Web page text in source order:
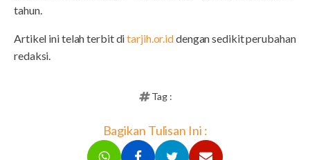
tahun.
Artikel ini telah terbit ditarjih.or.iddengan sedikit perubahan
redaksi.
Tag :
Bagikan Tulisan Ini :